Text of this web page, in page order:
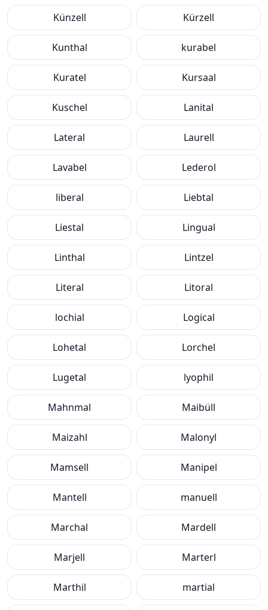
Künzell Kürzell
Kunthal kurabel
Kuratel Kursaal
Kuschel Lanital
Lateral Laurell
Lavabel Lederol
liberal Liebtal
Liestal Lingual
Linthal Lintzel
Literal Litoral
lochial Logical
Lohetal Lorchel
Lugetal lyophil
Mahnmal Maibüll
Maizahl Malonyl
Mamsell Manipel
Mantell manuell
Marchal Mardell
Marjell Marterl
Marthil martial